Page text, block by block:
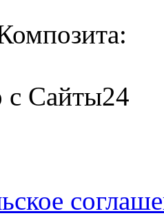
с Сайты24